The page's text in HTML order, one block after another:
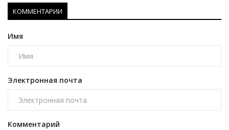
КОММЕНТАРИИ
Имя
Электронная почта
Комментарий